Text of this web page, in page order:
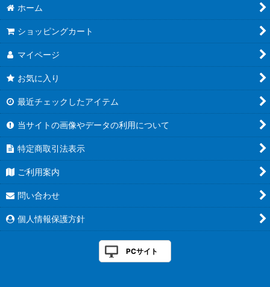
ホーム
ショッピングカート
マイページ
お気に入り
最近チェックしたアイテム
当サイトの画像やデータの利用について
特定商取引法表示
ご利用案内
問い合わせ
個人情報保護方針
PCサイト